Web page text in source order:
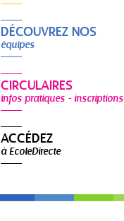
DÉCOUVREZ NOS
équipes
CIRCULAIRES
infos pratiques - inscriptions
ACCÉDEZ
à EcoleDirecte